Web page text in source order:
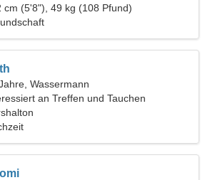
cm (5'8"), 49 kg (108 Pfund)
Wassermann
an Treffen und Tauchen